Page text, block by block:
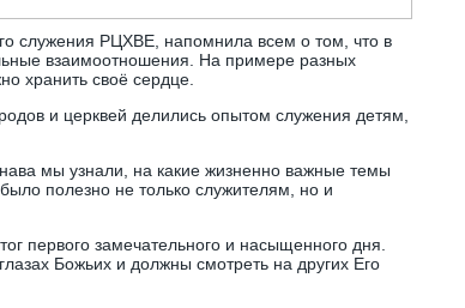
служения РЦХВЕ, напомнила всем о том, что в
взаимоотношения. На примере разных
хранить своё сердце.
и церквей делились опытом служения детям,
мы узнали, на какие жизненно важные темы
полезно не только служителям, но и
первого замечательного и насыщенного дня.
Божьих и должны смотреть на других Его